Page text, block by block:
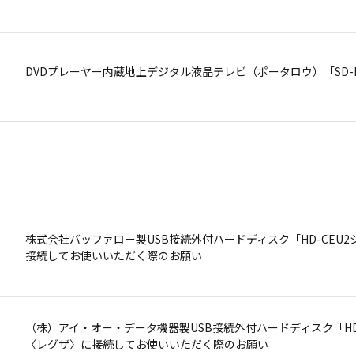
DVDプレーヤー内蔵地上デジタル液晶テレビ（ポータロウ）「
株式会社バッファロー製USB接続外付ハードディスク「HD-
接続してお使いいただく際のお願い
（株）アイ・オー・データ機器製USB接続外付ハードディスク「
〈レグザ〉に接続してお使いいただく際のお願い
東芝液晶テレビ「26C3700」ご愛用のお客様へ ＜お詫びとお知ら
東芝液晶テレビ「46Z3500、46H3300」ご愛用のお客様へ ＜お詫
ポータブルDVDプレーヤー「SD-P1600」ご愛用のお客様へ
ポータブルDVDプレーヤー「SD-P90DT、SD-P2800」ご愛用のお